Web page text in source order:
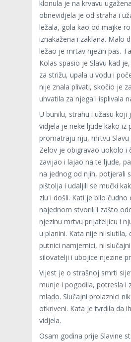
klonula je na krvavu
obnevidjela je od straha i
ležala, gola kao od majke
iznakažena i zaklana. Malo
ležao je mrtav njezin pas.
Kolas spasio je Slavu kad
za strižu, upala u vodu i
nije znala plivati, skočio je
uhvatila za njega i isplivala
U bunilu, strahu i užasu koji
vidjela je neke ljude kako iz
promatraju nju, mrtvu Slavu
Zelov je obigravao uokolo i
zavijao i lajao na te ljude,
na jednog od njih, potjerali
pištolja i udaljili se mučki
zlu i došli. Kati je bilo čudno
najednom stvorili i zašto
njezinu mrtvu prijateljicu i
u planini. Kata nije ni slutila,
putnici namjernici, ni
silovatelji i ubojice njezine
Vijest je o strašnoj smrti
munje i pogodila, potresla i
mlado. Slučajni prolaznici
otkriveni. Kata je tvrdila da
vidjela.
Osam godina prije Slavine